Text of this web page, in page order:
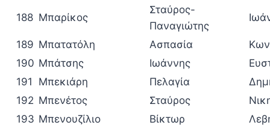
188 Μπαρίκος
Σταύρος-
Παναγιώτης
189 Μπατατόλη Ασπασία
190 Μπάτσης Ιωάννης
191
Μπεκιάρη Πελαγία
192 Μπενέτος Σταύρος
193 Μπενουζίλιο Βίκτωρ